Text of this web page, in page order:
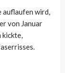
auflaufen wird,
von Januar
kickte,